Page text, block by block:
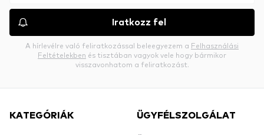
Iratkozz fel
A hírlevélre való feliratkozással beleegyezem a Felhasználási
Feltételekben és tisztában vagyok vele hogy bármikor
visszavonhatom a feliratkozást.
KATEGÓRIÁK ÜGYFÉLSZOLGÁLAT